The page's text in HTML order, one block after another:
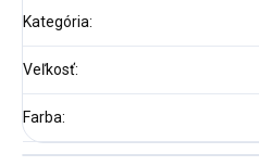
Kategória:
Veľkosť:
Farba: